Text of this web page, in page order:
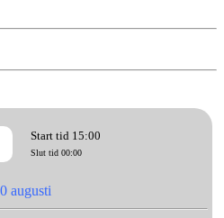
Start tid 15:00
Slut tid 00:00
augusti